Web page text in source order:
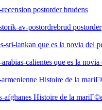
postorder brudens
av-postordrebrud postorder
sri-lankan que es la novia del
calientes que es la novia
Histoire de la
afghanes Histoire de la